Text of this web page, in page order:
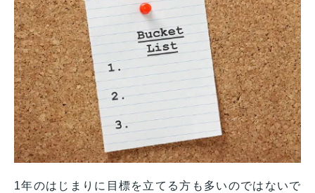
1年のはじまりに目標を立てる方も多いのではないで